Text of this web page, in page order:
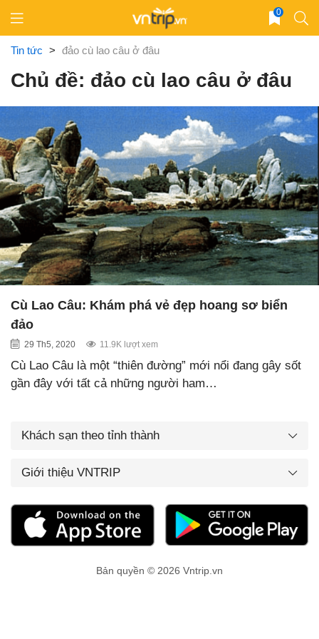
content
0
Tin tức > đảo cù lao câu ở đâu
Chủ đề: đảo cù lao câu ở đâu
Cù Lao Câu: Khám phá vẻ đẹp hoang sơ biển
đảo
29 Th5, 2020 11.9K lượt xem
Cù Lao Câu là một “thiên đường” mới nổi đang gây sốt
gần đây với tất cả những người ham…
Khách sạn theo tỉnh thành
Giới thiệu VNTRIP
Bản quyền © 2026 Vntrip.vn